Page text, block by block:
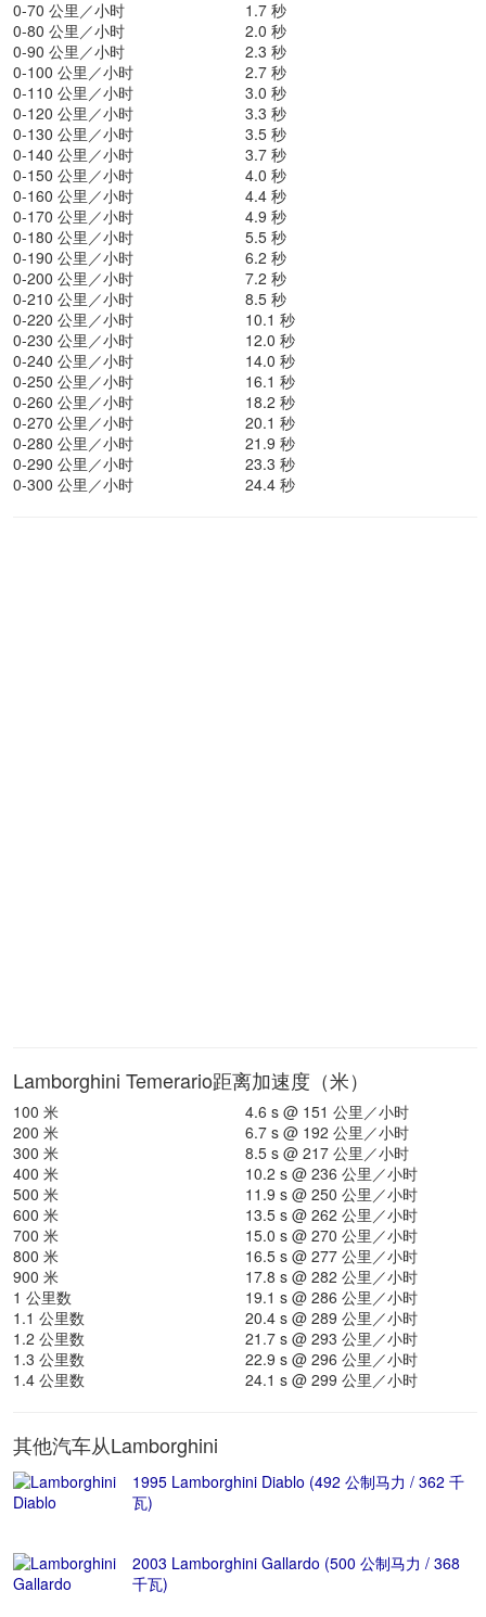
0-70 公里／小时
1.7 秒
0-80 公里／小时
2.0 秒
0-90 公里／小时
2.3 秒
0-100 公里／小时
2.7 秒
0-110 公里／小时
3.0 秒
0-120 公里／小时
3.3 秒
0-130 公里／小时
3.5 秒
0-140 公里／小时
3.7 秒
0-150 公里／小时
4.0 秒
0-160 公里／小时
4.4 秒
0-170 公里／小时
4.9 秒
0-180 公里／小时
5.5 秒
0-190 公里／小时
6.2 秒
0-200 公里／小时
7.2 秒
0-210 公里／小时
8.5 秒
0-220 公里／小时
10.1 秒
0-230 公里／小时
12.0 秒
0-240 公里／小时
14.0 秒
0-250 公里／小时
16.1 秒
0-260 公里／小时
18.2 秒
0-270 公里／小时
20.1 秒
0-280 公里／小时
21.9 秒
0-290 公里／小时
23.3 秒
0-300 公里／小时
24.4 秒
Lamborghini Temerario距离加速度（米）
100 米
4.6 s @ 151 公里／小时
200 米
6.7 s @ 192 公里／小时
300 米
8.5 s @ 217 公里／小时
400 米
10.2 s @ 236 公里／小时
500 米
11.9 s @ 250 公里／小时
600 米
13.5 s @ 262 公里／小时
700 米
15.0 s @ 270 公里／小时
800 米
16.5 s @ 277 公里／小时
900 米
17.8 s @ 282 公里／小时
1 公里数
19.1 s @ 286 公里／小时
1.1 公里数
20.4 s @ 289 公里／小时
1.2 公里数
21.7 s @ 293 公里／小时
1.3 公里数
22.9 s @ 296 公里／小时
1.4 公里数
24.1 s @ 299 公里／小时
其他汽车从Lamborghini
1995 Lamborghini Diablo (492 公制马力 / 362 千
瓦)
2003 Lamborghini Gallardo (500 公制马力 / 368
千瓦)